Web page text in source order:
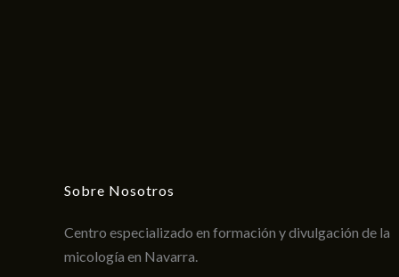
Sobre Nosotros
Centro especializado en formación y divulgación de la
micología en Navarra.